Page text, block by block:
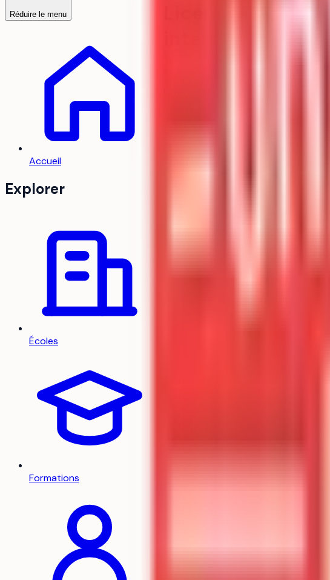
Réduire le menu
Accueil
Explorer
Écoles
Formations
Licence -
international -
Licence Économie et Gestion –
en alliant économie, finance et
stratégie d’entreprise, complétés
spécialisées, aux laboratoires
mobilité étudiante est encouragée
double licence dans un pays